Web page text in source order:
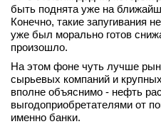
Стать автором
быть поднята уже на
Конечно, такие запугивания
уже был морально готов
произошло.
На этом фоне чуть лучше
сырьевых компаний и
вполне объяснимо - нефть
выгодоприобретателями от
именно банки.